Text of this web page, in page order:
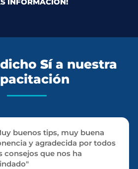
Sía nuestra
buenos tips, muy buena
y agradecida por todos
consejos que nos ha